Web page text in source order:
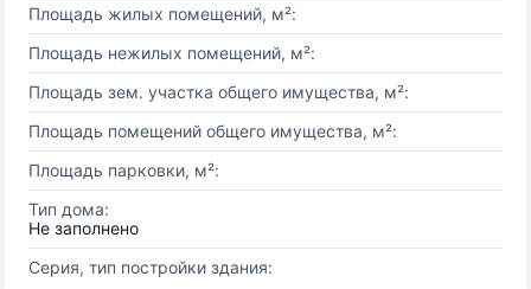
Площадь жилых помещений, м²:
Площадь нежилых помещений, м²:
Площадь зем. участка общего имущества, м²:
Площадь помещений общего имущества, м²:
Площадь парковки, м²:
Тип дома:
Не заполнено
Серия, тип постройки здания: